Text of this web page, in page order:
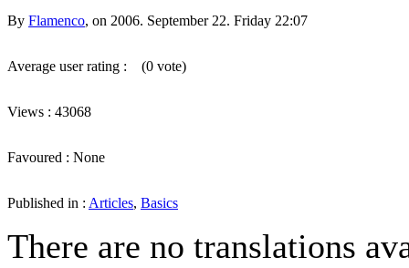
By Flamenco, on 2006. September 22. Friday 22:07
Average user rating : (0 vote)
Views : 43068
Favoured : None
Published in : Articles, Basics
There are no translations